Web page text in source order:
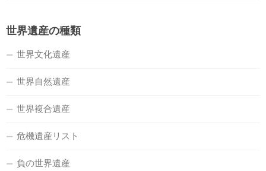
世界遺産の種類
世界文化遺産
世界自然遺産
世界複合遺産
危機遺産リスト
負の世界遺産